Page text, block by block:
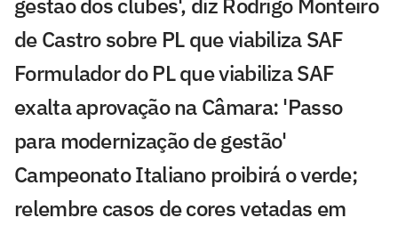
de Castro sobre PL que viabiliza SAF
Formulador do PL que viabiliza SAF
exalta aprovação na Câmara: 'Passo
para modernização de gestão'
Campeonato Italiano proibirá o verde;
relembre casos de cores vetadas em